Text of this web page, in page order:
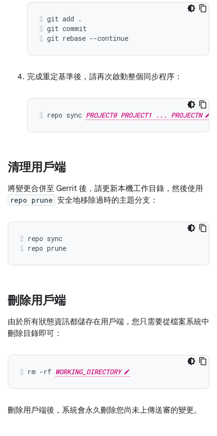
git add .
git commit
git rebase --continue
完成重定基準後，請再次啟動整個同步程序：
repo sync PROJECT0 PROJECT1 ... PROJECTN
清理用戶端
將變更合併至 Gerrit 後，請更新本機工作目錄，然後使用
repo prune 安全地移除過時的主題分支：
repo sync
repo prune
刪除用戶端
由於所有狀態資訊都儲存在用戶端，您只需要從檔案系統中
刪除目錄即可：
rm -rf WORKING_DIRECTORY
刪除用戶端後，系統會永久刪除您尚未上傳送審的變更。